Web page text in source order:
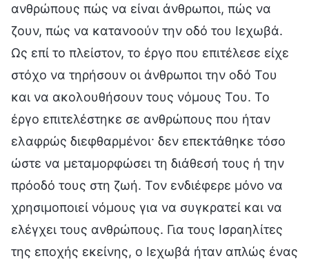
ανθρώπους πώς να είναι άνθρωποι, πώς να
ζουν, πώς να κατανοούν την οδό του Ιεχωβά.
Ως επί το πλείστον, το έργο που επιτέλεσε είχε
στόχο να τηρήσουν οι άνθρωποι την οδό Του
και να ακολουθήσουν τους νόμους Του. Το
έργο επιτελέστηκε σε ανθρώπους που ήταν
ελαφρώς διεφθαρμένοι· δεν επεκτάθηκε τόσο
ώστε να μεταμορφώσει τη διάθεσή τους ή την
πρόοδό τους στη ζωή. Τον ενδιέφερε μόνο να
χρησιμοποιεί νόμους για να συγκρατεί και να
ελέγχει τους ανθρώπους. Για τους Ισραηλίτες
της εποχής εκείνης, ο Ιεχωβά ήταν απλώς ένας